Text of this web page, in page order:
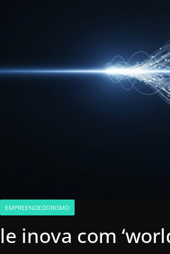
EMPREENDEDORISMO
inova com